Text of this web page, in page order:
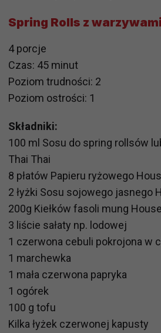
Spring Rolls z
4 porcje
Czas: 45 minut
Poziom trudności: 2
Poziom ostrości: 1
Składniki:
100 ml Sosu do spring rollsów
Thai Thai
8 płatów Papieru ryżowego
2 łyżki Sosu sojowego jasnego
200g Kiełków fasoli mung
3 liście sałaty np. lodowej
1 czerwona cebuli pokrojona w
1 marchewka
1 mała czerwona papryka
1 ogórek
100 g tofu
Kilka łyżek czerwonej kapusty